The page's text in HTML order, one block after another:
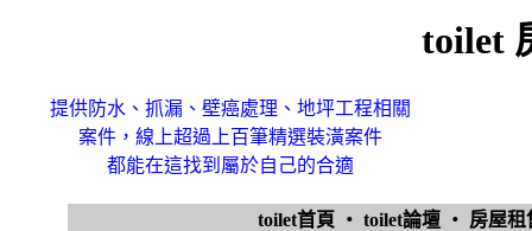
toilet
提供防水、抓漏、壁癌處理、地坪工程相關
案件，線上超過上百筆精選裝潢案件
都能在這找到屬於自己的合適
toilet首頁 ‧ toilet論壇 ‧ 房屋